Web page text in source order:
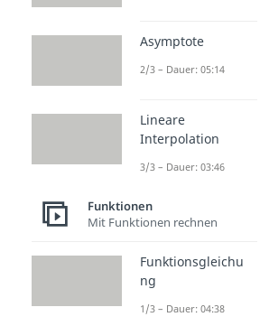
Dauer: 04:38
Polynomdivision
Dauer: 03:56
Asymptote
2/3 – Dauer: 05:14
Lineare
Interpolation
3/3 – Dauer: 03:46
Funktionen
Mit Funktionen rechnen
Funktionsgleichu
ng
1/3 – Dauer: 04:38